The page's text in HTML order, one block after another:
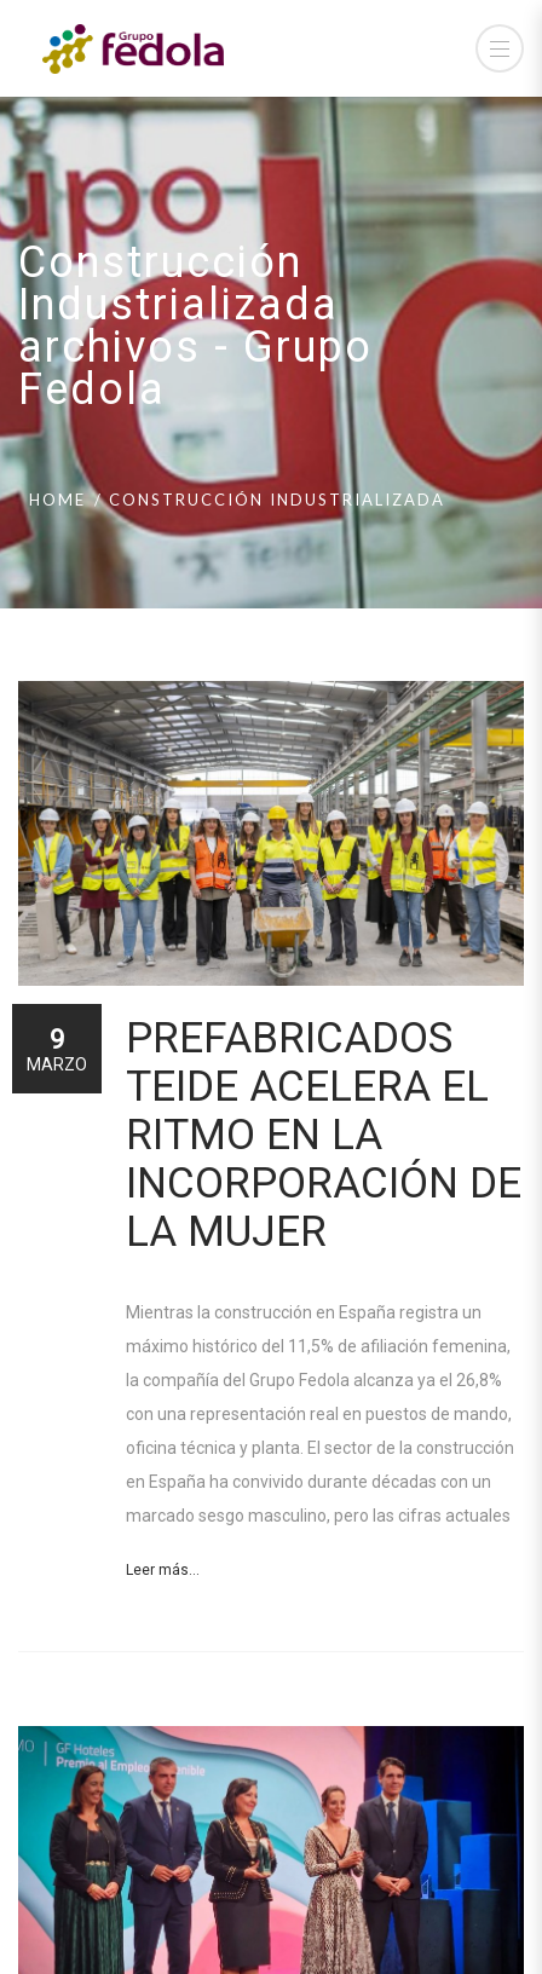
Construcción
Industrializada
archivos - Grupo
Fedola
HOME CONSTRUCCIÓN INDUSTRIALIZADA
PREFABRICADOS
TEIDE ACELERA EL
RITMO EN LA
INCORPORACIÓN DE
LA MUJER
Mientras la construcción en España registra un
máximo histórico del 11,5% de afiliación femenina,
la compañía del Grupo Fedola alcanza ya el 26,8%
con una representación real en puestos de mando,
oficina técnica y planta. El sector de la construcción
en España ha convivido durante décadas con un
marcado sesgo masculino, pero las cifras actuales
Leer más...
9
MARZO